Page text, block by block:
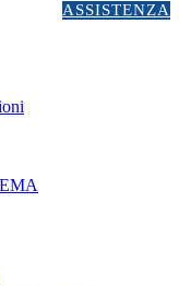
ASSISTENZA